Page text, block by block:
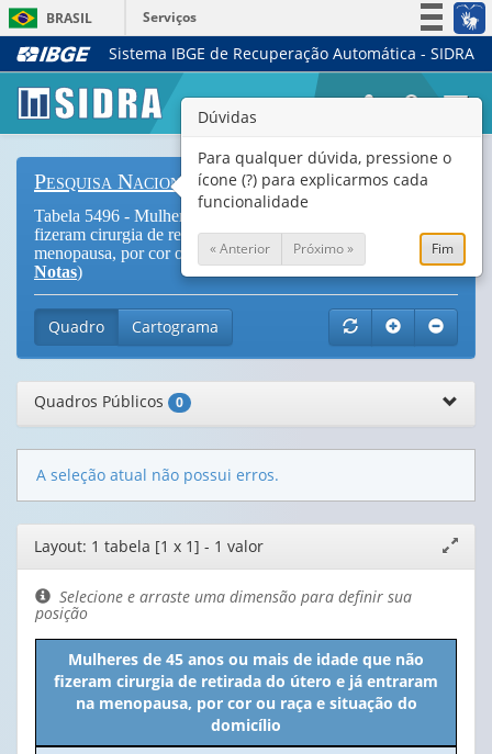
BRASIL
Serviços
Simplifique!
Legislação
Canais
Sistema IBGE de Recuperação Automática - SIDRA
Pesquisa Nacional de Saúde
Tabela 5496 - Mulheres de 45 anos ou mais de idade que não
fizeram cirurgia de retirada do útero e já entraram na
menopausa, por cor ou raça e situação do domicílio (
Notas)
Quadro Cartograma
Quadros Públicos 0
A seleção atual não possui erros.
Editor
de
layout
janela
Layout: 1 tabela [1 x 1] - 1 valor
Selecione e arraste uma dimensão para definir sua
posição
Mulheres de 45 anos ou mais de idade que não
fizeram cirurgia de retirada do útero e já entraram
na menopausa, por cor ou raça e situação do
domicílio
Dúvidas
Para qualquer dúvida, pressione o
ícone (?) para explicarmos cada
funcionalidade
« Anterior Próximo » Fim